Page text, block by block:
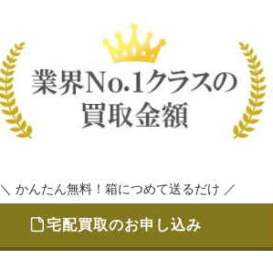
＼ かんたん無料！箱につめて送るだけ ／
宅配買取のお申し込み